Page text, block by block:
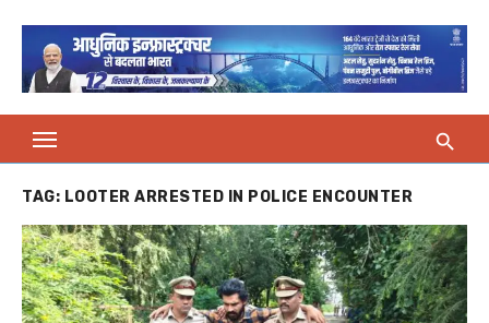
TAG: LOOTER ARRESTED IN POLICE ENCOUNTER